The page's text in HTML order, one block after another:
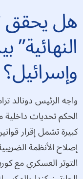
هل يحقق
وإسرائيل؟
واجه الرئيس دونالد
الحكم تحديات
كبيرة تشمل إقرار
إصلاح الأنظمة
التوتر العسكري مع